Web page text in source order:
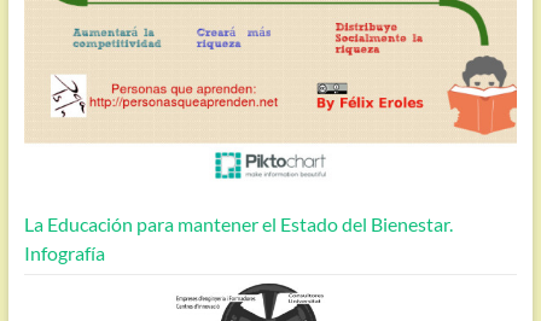
La Educación para mantener el Estado del Bienestar.
Infografía